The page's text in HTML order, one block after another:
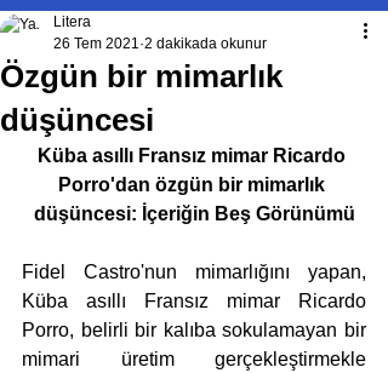
Özgün bir mimarlık
düşüncesi
Litera
26 Tem 2021 2 dakikada okunur
Küba asıllı Fransız mimar Ricardo
Porro'dan özgün bir mimarlık
düşüncesi: İçeriğin Beş Görünümü
Fidel Castro'nun mimarlığını yapan,
Küba asıllı Fransız mimar Ricardo
Porro, belirli bir kalıba sokulamayan bir
mimari üretim gerçekleştirmekle